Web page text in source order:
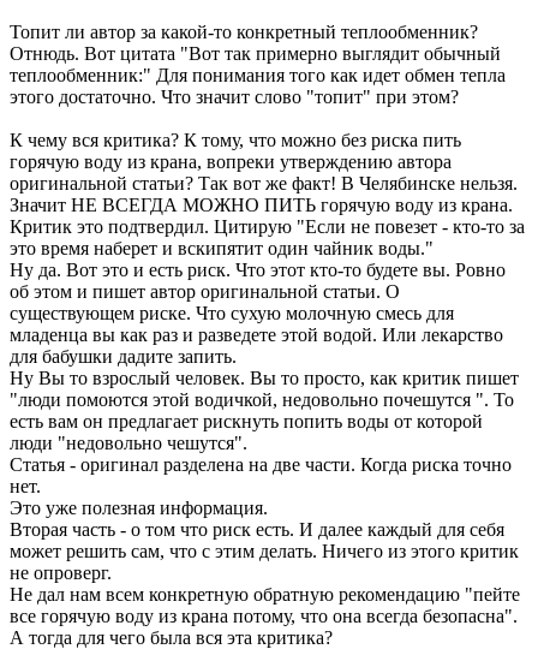
Топит ли автор за какой-то конкретный теплообменник?
Отнюдь. Вот цитата "Вот так примерно выглядит обычный
теплообменник:" Для понимания того как идет обмен тепла
этого достаточно. Что значит слово "топит" при этом?
К чему вся критика? К тому, что можно без риска пить
горячую воду из крана, вопреки утверждению автора
оригинальной статьи? Так вот же факт! В Челябинске нельзя.
Значит НЕ ВСЕГДА МОЖНО ПИТЬ горячую воду из крана.
Критик это подтвердил. Цитирую "Если не повезет - кто-то за
это время наберет и вскипятит один чайник воды."
Ну да. Вот это и есть риск. Что этот кто-то будете вы. Ровно
об этом и пишет автор оригинальной статьи. О
существующем риске. Что сухую молочную смесь для
младенца вы как раз и разведете этой водой. Или лекарство
для бабушки дадите запить.
Ну Вы то взрослый человек. Вы то просто, как критик пишет
"люди помоются этой водичкой, недовольно почешутся ". То
есть вам он предлагает рискнуть попить воды от которой
люди "недовольно чешутся".
Статья - оригинал разделена на две части. Когда риска точно
нет.
Это уже полезная информация.
Вторая часть - о том что риск есть. И далее каждый для себя
может решить сам, что с этим делать. Ничего из этого критик
не опроверг.
Не дал нам всем конкретную обратную рекомендацию "пейте
все горячую воду из крана потому, что она всегда безопасна".
А тогда для чего была вся эта критика?